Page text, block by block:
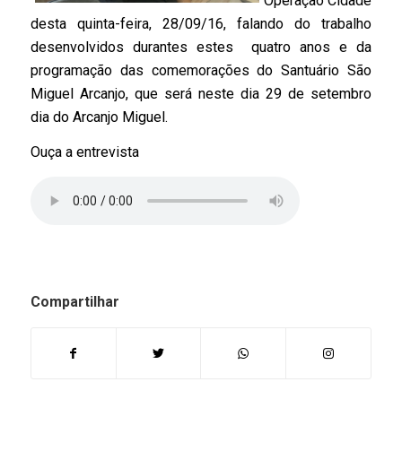
desta quinta-feira, 28/09/16, falando do trabalho
desenvolvidos durantes estes quatro anos e da
programação das comemorações do Santuário São
Miguel Arcanjo, que será neste dia 29 de setembro
dia do Arcanjo Miguel.
Ouça a entrevista
Compartilhar